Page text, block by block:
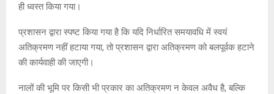
ही ध्वस्त किया गया।
प्रशासन द्वारा स्पष्ट किया गया है कि यदि निर्धारित समयावधि में स्वयं
अतिक्रमण नहीं हटाया गया, तो प्रशासन द्वारा अतिक्रमण को बलपूर्वक हटाने
की कार्यवाही की जाएगी।
नालों की भूमि पर किसी भी प्रकार का अतिक्रमण न केवल अवैध है, बल्कि